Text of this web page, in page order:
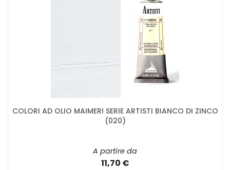
COLORI AD OLIO MAIMERI SERIE ARTISTI BIANCO DI ZINCO
(020)
A partire da
11,70 €